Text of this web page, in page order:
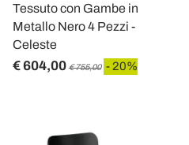
Tessuto con Gambe in
Metallo Nero 4 Pezzi -
Celeste
€ 604,00 € 755,00 - 20%